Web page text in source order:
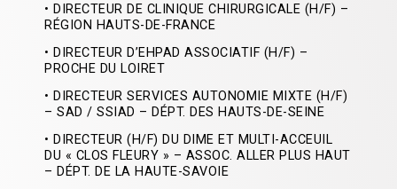
• DIRECTEUR DE CLINIQUE CHIRURGICALE (H/F) –
RÉGION HAUTS-DE-FRANCE
• DIRECTEUR D’EHPAD ASSOCIATIF (H/F) –
PROCHE DU LOIRET
• DIRECTEUR SERVICES AUTONOMIE MIXTE (H/F)
– SAD / SSIAD – DÉPT. DES HAUTS-DE-SEINE
• DIRECTEUR (H/F) DU DIME ET MULTI-ACCEUIL
DU « CLOS FLEURY » – ASSOC. ALLER PLUS HAUT
– DÉPT. DE LA HAUTE-SAVOIE